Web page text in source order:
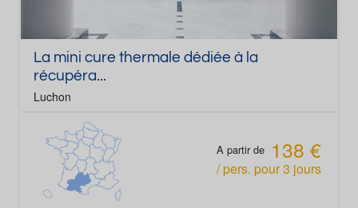
La mini cure thermale dédiée à la
récupéra...
Luchon
A partir de 138 €
/ pers. pour3 jours